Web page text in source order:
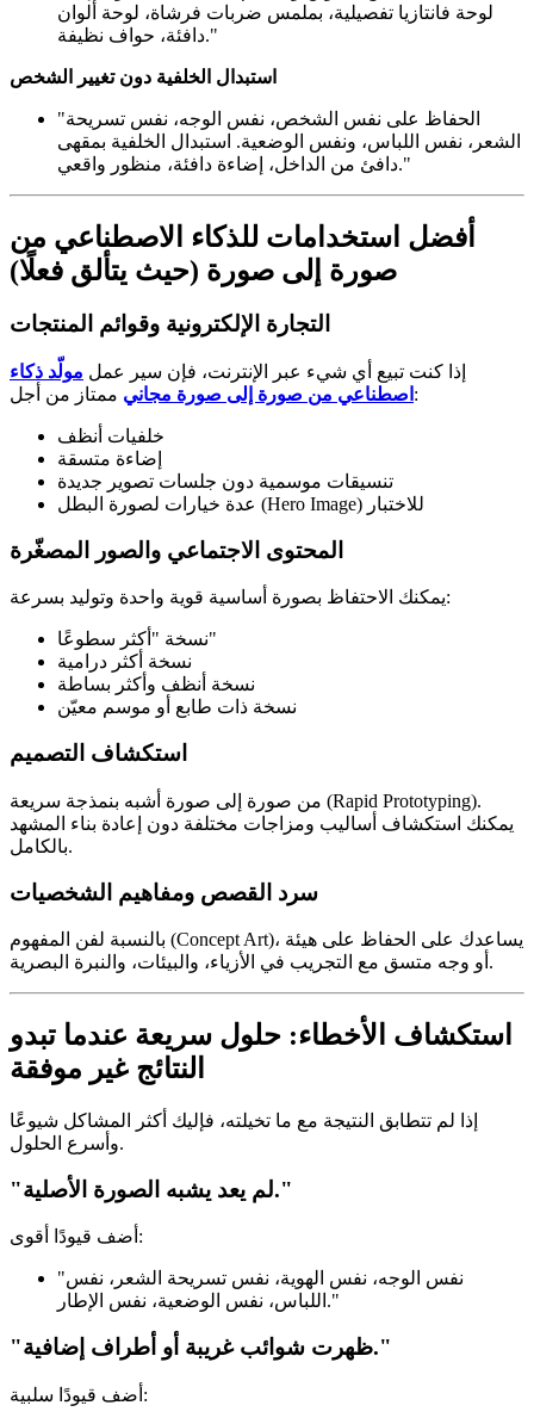
لوحة فانتازيا تفصيلية، بملمس ضربات فرشاة، لوحة ألوان
دافئة، حواف نظيفة."
استبدال الخلفية دون تغيير الشخص
"الحفاظ على نفس الشخص، نفس الوجه، نفس تسريحة
الشعر، نفس اللباس، ونفس الوضعية. استبدال الخلفية بمقهى
دافئ من الداخل، إضاءة دافئة، منظور واقعي."
أفضل استخدامات للذكاء الاصطناعي من
صورة إلى صورة (حيث يتألق فعلًا)
التجارة الإلكترونية وقوائم المنتجات
إذا كنت تبيع أي شيء عبر الإنترنت، فإن سير عمل مولّد ذكاء
اصطناعي من صورة إلى صورة مجاني ممتاز من أجل:
خلفيات أنظف
إضاءة متسقة
تنسيقات موسمية دون جلسات تصوير جديدة
عدة خيارات لصورة البطل (Hero Image) للاختبار
المحتوى الاجتماعي والصور المصغّرة
يمكنك الاحتفاظ بصورة أساسية قوية واحدة وتوليد بسرعة:
نسخة "أكثر سطوعًا"
نسخة أكثر درامية
نسخة أنظف وأكثر بساطة
نسخة ذات طابع أو موسم معيّن
استكشاف التصميم
من صورة إلى صورة أشبه بنمذجة سريعة (Rapid Prototyping).
يمكنك استكشاف أساليب ومزاجات مختلفة دون إعادة بناء المشهد
بالكامل.
سرد القصص ومفاهيم الشخصيات
بالنسبة لفن المفهوم (Concept Art)، يساعدك على الحفاظ على هيئة
أو وجه متسق مع التجريب في الأزياء، والبيئات، والنبرة البصرية.
استكشاف الأخطاء: حلول سريعة عندما تبدو
النتائج غير موفقة
إذا لم تتطابق النتيجة مع ما تخيلته، فإليك أكثر المشاكل شيوعًا
وأسرع الحلول.
"لم يعد يشبه الصورة الأصلية."
أضف قيودًا أقوى:
"نفس الوجه، نفس الهوية، نفس تسريحة الشعر، نفس
اللباس، نفس الوضعية، نفس الإطار."
"ظهرت شوائب غريبة أو أطراف إضافية."
أضف قيودًا سلبية: